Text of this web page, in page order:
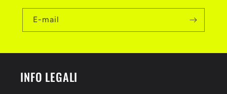
E-mail
INFO LEGALI